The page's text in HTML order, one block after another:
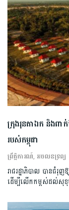
ក្រុងរុនតាឯក និងពា
របស់កម្ពុជា
ព្រឹត្តិការណ៍, អចលនទ្រព្យ
រាជរដ្ឋាភិបាល​ បានជំរុ
ដើម្បីលើកកម្ពស់​ដល់សុខុ